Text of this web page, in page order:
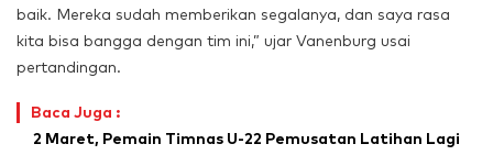
baik. Mereka sudah memberikan segalanya, dan saya rasa
kita bisa bangga dengan tim ini,” ujar Vanenburg usai
pertandingan.
Baca Juga :
2 Maret, Pemain Timnas U-22 Pemusatan Latihan Lagi